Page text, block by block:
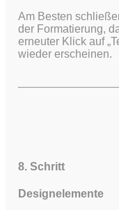
Am Besten
der Formatierung,
erneuter Klick auf
wieder erscheinen.
8. Schritt
Designelemente